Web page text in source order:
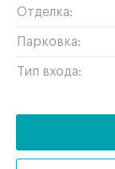
Отделка:
Парковка:
Тип входа: